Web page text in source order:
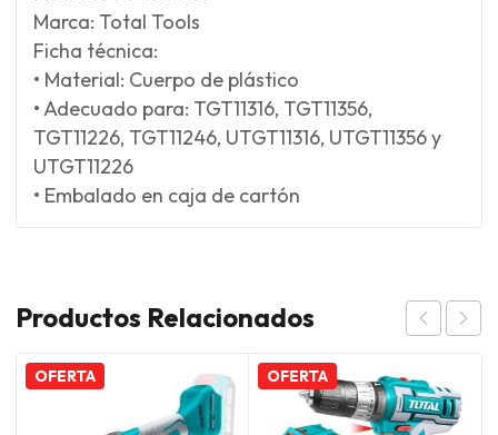
Marca: Total Tools
Ficha técnica:
• Material: Cuerpo de plástico
• Adecuado para: TGT11316, TGT11356,
TGT11226, TGT11246, UTGT11316, UTGT11356 y
UTGT11226
• Embalado en caja de cartón
Productos Relacionados
OFERTA OFERTA